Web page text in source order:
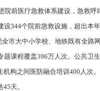
院前医疗急救体系建设，急救
设344个院前急救设施，超出
全市大中小学校、地铁既有全
课程覆盖396万人次。公共卫
构之间医防融合培训400人次
天。